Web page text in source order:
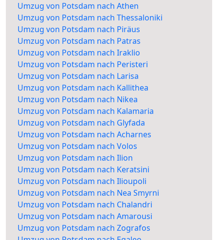
Umzug von Potsdam nach Athen
Umzug von Potsdam nach Thessaloniki
Umzug von Potsdam nach Piräus
Umzug von Potsdam nach Patras
Umzug von Potsdam nach Iraklio
Umzug von Potsdam nach Peristeri
Umzug von Potsdam nach Larisa
Umzug von Potsdam nach Kallithea
Umzug von Potsdam nach Nikea
Umzug von Potsdam nach Kalamaria
Umzug von Potsdam nach Glyfada
Umzug von Potsdam nach Acharnes
Umzug von Potsdam nach Volos
Umzug von Potsdam nach Ilion
Umzug von Potsdam nach Keratsini
Umzug von Potsdam nach Ilioupoli
Umzug von Potsdam nach Nea Smyrni
Umzug von Potsdam nach Chalandri
Umzug von Potsdam nach Amarousi
Umzug von Potsdam nach Zografos